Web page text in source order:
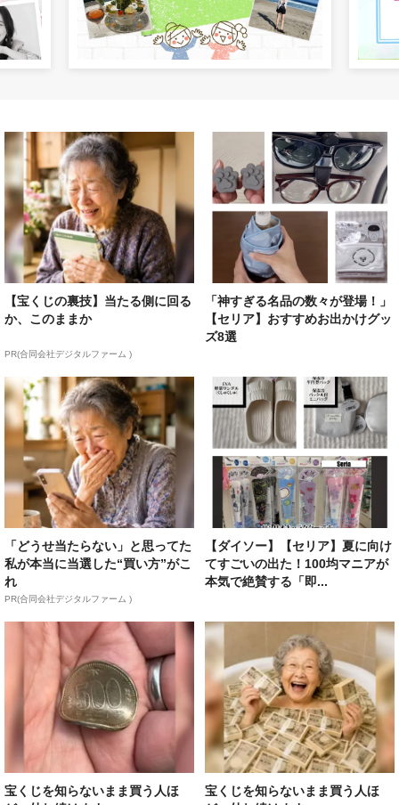
【宝くじの裏技】当たる側に回る
か、このままか
PR(合同会社デジタルファーム )
「神すぎる名品の数々が登場！」
【セリア】おすすめお出かけグッ
ズ8選
「どうせ当たらない」と思ってた
私が本当に当選した“買い方”がこ
れ
PR(合同会社デジタルファーム )
【ダイソー】【セリア】夏に向け
てすごいの出た！100均マニアが
本気で絶賛する「即...
宝くじを知らないまま買う人ほ
宝くじを知らないまま買う人ほ